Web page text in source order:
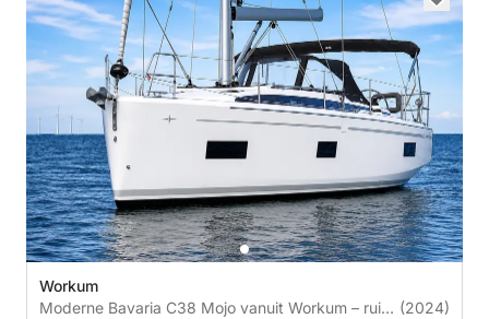
Workum
Moderne Bavaria C38 Mojo vanuit Workum – ruim, (2024)